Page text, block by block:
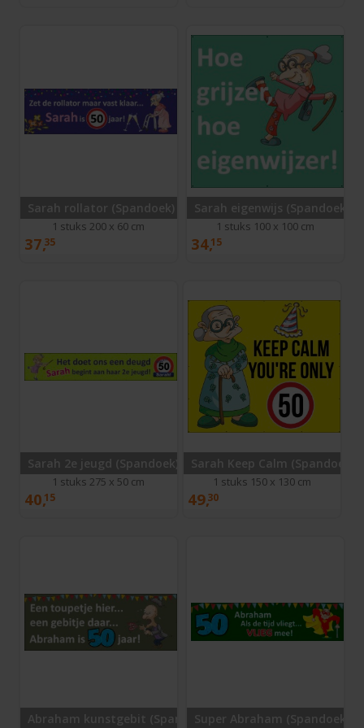
Sarah rollator (Spandoek)
1 stuks 200 x 60 cm
37,35
Sarah eigenwijs (Spandoek)
1 stuks 100 x 100 cm
34,15
Sarah 2e jeugd (Spandoek)
1 stuks 275 x 50 cm
40,15
Sarah Keep Calm (Spandoek)
1 stuks 150 x 130 cm
49,30
Abraham kunstgebit (Spandoek)Super Abraham (Spandoek)